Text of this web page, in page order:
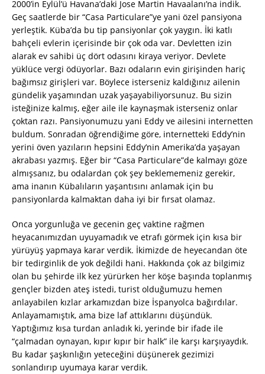
2000’in Eylül’ü Havana’daki Jose Martin Havaalanı’na indik.
Geç saatlerde bir “Casa Particulare”ye yani özel pansiyona
yerleştik. Küba’da bu tip pansiyonlar çok yaygın. İki katlı
bahçeli evlerin içerisinde bir çok oda var. Devletten izin
alarak ev sahibi üç dört odasını kiraya veriyor. Devlete
yüklüce vergi ödüyorlar. Bazı odaların evin girişinden hariç
bağımsız girişleri var. Böylece isterseniz kaldığınız ailenin
gündelik yaşamından uzak yaşayabiliyorsunuz. Bu sizin
isteğinize kalmış, eğer aile ile kaynaşmak isterseniz onlar
çoktan razı. Pansiyonumuzu yani Eddy ve ailesini internetten
buldum. Sonradan öğrendiğime göre, internetteki Eddy’nin
yerini öven yazıların hepsini Eddy’nin Amerika’da yaşayan
akrabası yazmış. Eğer bir “Casa Particulare”de kalmayı göze
almışsanız, bu odalardan çok şey beklememeniz gerekir,
ama inanın Kübalıların yaşantısını anlamak için bu
pansiyonlarda kalmaktan daha iyi bir fırsat olamaz.
Onca yorgunluğa ve gecenin geç vaktine rağmen
heyacanımızdan uyuyamadık ve etrafı görmek için kısa bir
yürüyüş yapmaya karar verdik. İkimizde de heyecandan öte
bir tedirginlik de yok değildi hani. Hakkında çok az bilgimiz
olan bu şehirde ilk kez yürürken her köşe başında toplanmış
gençler bizden ateş istedi, turist olduğumuzu hemen
anlayabilen kızlar arkamızdan bize İspanyolca bağırdılar.
Anlayamamıştık, ama bize laf attıklarını düşündük.
Yaptığımız kısa turdan anladık ki, yerinde bir ifade ile
“çalmadan oynayan, kıpır kıpır bir halk” ile karşı karşıyaydık.
Bu kadar şaşkınlığın yeteceğini düşünerek gezimizi
sonlandırıp uyumaya karar verdik.